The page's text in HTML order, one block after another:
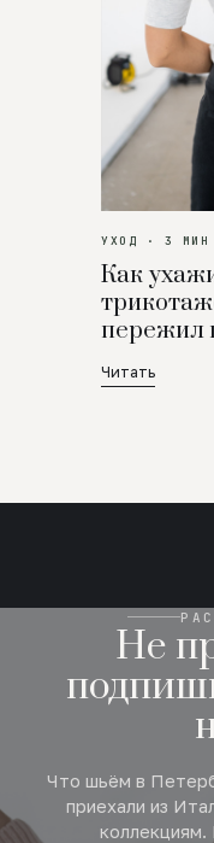
УХОД · 3 МИН
Как
пережил
Читать
Не
Что шьём в
приехали из